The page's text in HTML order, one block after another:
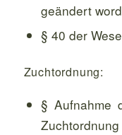
geändert
§ 40 der
Zuchtordnung:
§ Aufnahme